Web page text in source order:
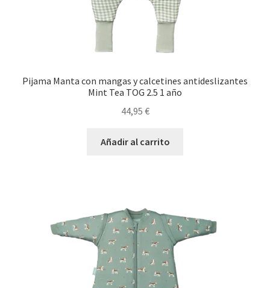
Pijama Manta con mangas y calcetines antideslizantes
Mint Tea TOG 2.5 1 año
44,95 €
Añadir al carrito